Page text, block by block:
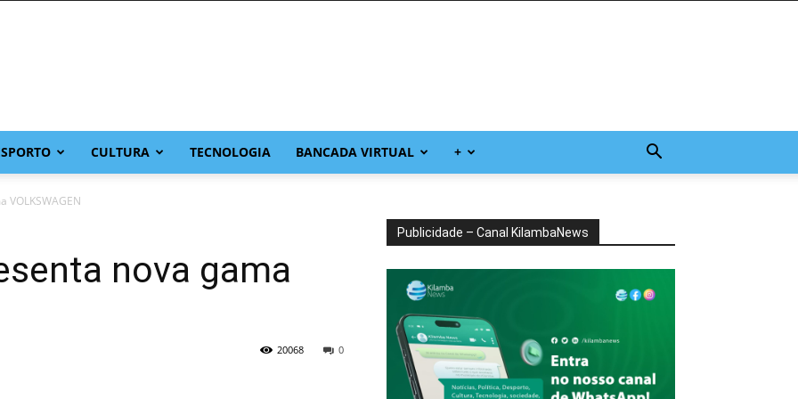
CULTURA TECNOLOGIA BANCADA VIRTUAL +
nova gama
0
20068
Publicidade – Canal KilambaNews